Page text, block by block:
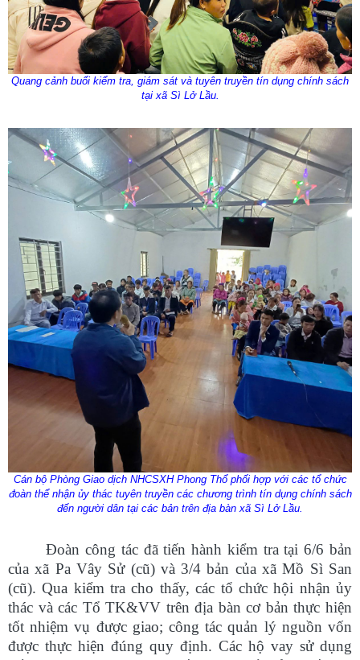
Quang cảnh buổi kiểm tra, giám sát và tuyên truyền tín dụng chính sách
tại xã Sì Lở Lầu.
Cán bộ Phòng Giao dịch NHCSXH Phong Thổ phối hợp với các tổ chức
đoàn thể nhận ủy thác tuyên truyền các chương trình tín dụng chính sách
đến người dân tại các bản trên địa bàn xã Sì Lở Lầu.
Đoàn công tác đã tiến hành kiểm tra tại 6/6 bản
của xã Pa Vây Sử (cũ) và 3/4 bản của xã Mồ Sì San
(cũ). Qua kiểm tra cho thấy, các tổ chức hội nhận ủy
thác và các Tổ TK&VV trên địa bàn cơ bản thực hiện
tốt nhiệm vụ được giao; công tác quản lý nguồn vốn
được thực hiện đúng quy định. Các hộ vay sử dụng